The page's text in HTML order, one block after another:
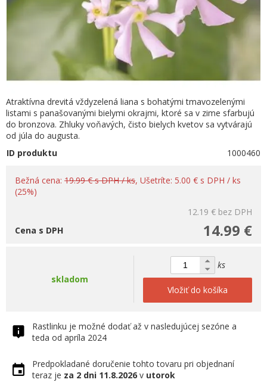
Atraktívna drevitá vždyzelená liana s bohatými tmavozelenými
listami s panašovanými bielymi okrajmi, ktoré sa v zime sfarbujú
do bronzova. Zhluky voňavých, čisto bielych kvetov sa vytvárajú
od júla do augusta.
ID produktu
1000460
Bežná cena: 19.99 € s DPH / ks, Ušetríte: 5.00 € s DPH / ks
(25%)
12.19 € bez DPH
14.99 €
Cena s DPH
skladom
ks
Vložiť do košíka
Rastlinku je možné dodať až v nasledujúcej sezóne a
teda od apríla 2024
Predpokladané doručenie tohto tovaru pri objednaní
teraz je za 2 dni 11.8.2026 v utorok